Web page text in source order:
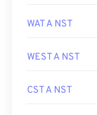
WAT A NST
WEST A NST
CST A NST